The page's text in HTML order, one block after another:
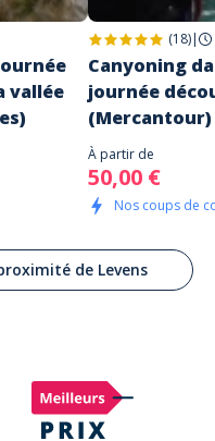
vallée
(18)|
Canyoning
journée
(Mercantour)
À partir de
50,00 €
Nos coups de
de Levens